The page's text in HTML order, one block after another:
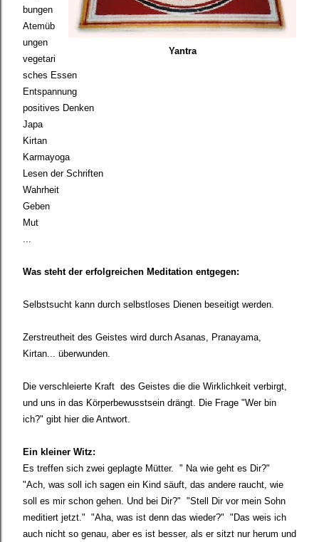
Yantra
bungen
Atemüb
ungen
vegetari
sches Essen
Entspannung
positives Denken
Japa
Kirtan
Karmayoga
Lesen der Schriften
Wahrheit
Geben
Mut
...
Was stehtder erfolgreichen Meditation entgegen:
Selbstsucht kann durch selbstloses Dienen beseitigt werden.
Zerstreutheit des Geistes wird durch Asanas, Pranayama,
Kirtan... überwunden.
Die verschleierte Kraft des Geistes die die Wirklichkeit verbirgt,
und uns in das Körperbewusstsein drängt. Die Frage "Wer bin
ich?" gibt hier die Antwort.
Ein kleiner Witz:
Es treffen sich zwei geplagte Mütter. " Na wie geht es Dir?"
"Ach, was soll ich sagen ein Kind säuft, das andere raucht, wie
soll es mir schon gehen. Und bei Dir?" "Stell Dir vor mein Sohn
meditiert jetzt." "Aha, was ist denn das wieder?" "Das weis ich
auch nicht so genau, aber es ist besser, als er sitzt nur herum und